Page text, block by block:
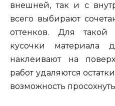
внешней, так и с
всего выбирают
оттенков. Для такой
кусочки материала
наклеивают на
работ удаляются
возможность